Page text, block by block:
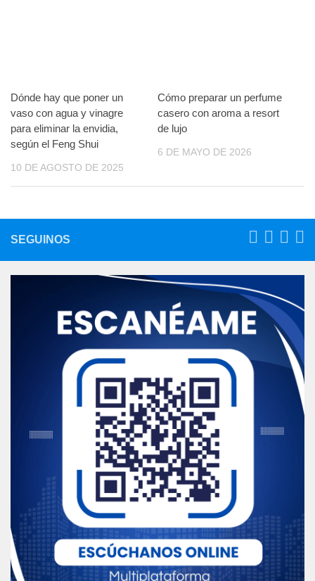
Dónde hay que poner un
vaso con agua y vinagre
para eliminar la envidia,
según el Feng Shui
10 DE AGOSTO DE 2025
Cómo preparar un perfume
casero con aroma a resort
de lujo
6 DE MAYO DE 2026
SEGUINOS